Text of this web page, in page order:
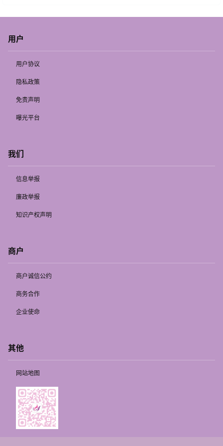
用户
用户协议
隐私政策
免责声明
曝光平台
我们
信息举报
廉政举报
知识产权声明
商户
商户诚信公约
商务合作
企业使命
其他
网站地图